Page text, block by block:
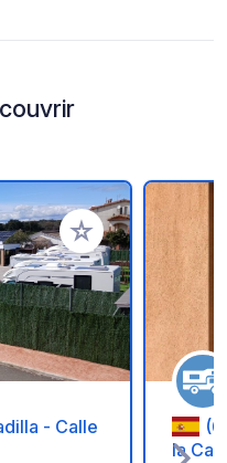
Ajouter à vos
- Calle
la